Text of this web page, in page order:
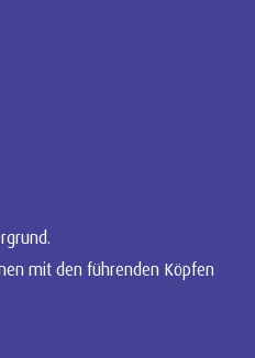
mit den führenden Köpfen